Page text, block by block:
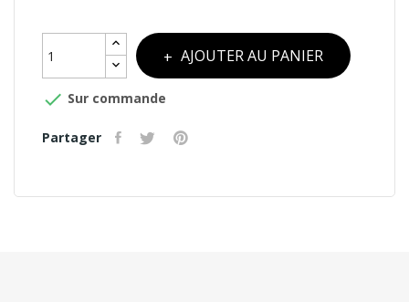
AJOUTER AU PANIER
 Sur commande
Partager